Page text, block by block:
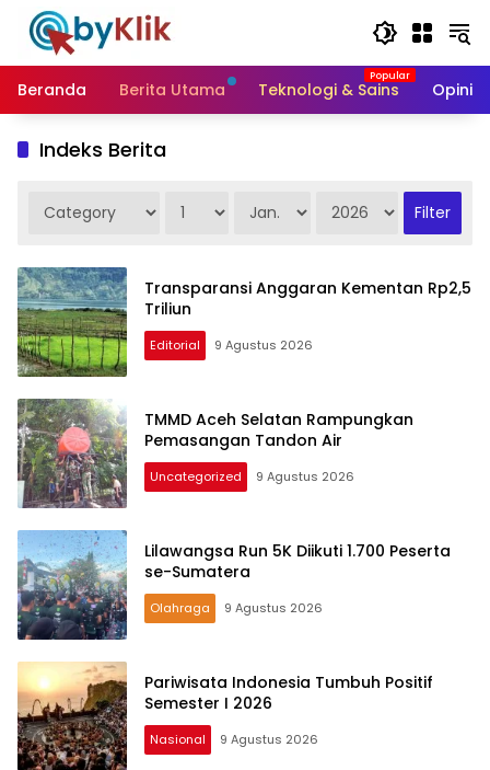
Langsung
konten
Beranda
Berita Utama Teknologi & Sains Opini
Indeks Berita
Transparansi Anggaran Kementan Rp2,5
Triliun
Editorial 9 Agustus 2026
TMMD Aceh Selatan Rampungkan
Pemasangan Tandon Air
Uncategorized 9 Agustus 2026
Lilawangsa Run 5K Diikuti 1.700 Peserta
se-Sumatera
Olahraga 9 Agustus 2026
Pariwisata Indonesia Tumbuh Positif
Semester I 2026
Nasional 9 Agustus 2026